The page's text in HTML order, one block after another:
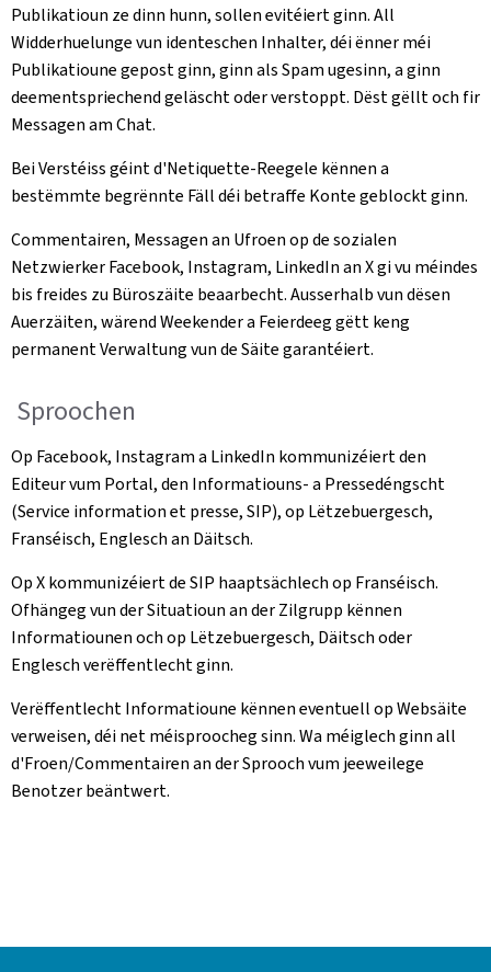
Publikatioun ze dinn hunn, sollen evitéiert ginn. All
Widderhuelunge vun identeschen Inhalter, déi ënner méi
Publikatioune gepost ginn, ginn als Spam ugesinn, a ginn
deementspriechend geläscht oder verstoppt. Dëst gëllt och fir
Messagen am Chat.
Bei Verstéiss géint d'Netiquette-Reegele kënnen a
bestëmmte begrënnte Fäll déi betraffe Konte geblockt ginn.
Commentairen, Messagen an Ufroen op de sozialen
Netzwierker Facebook, Instagram, LinkedIn an X gi vu méindes
bis freides zu Büroszäite beaarbecht. Ausserhalb vun dësen
Auerzäiten, wärend Weekender a Feierdeeg gëtt keng
permanent Verwaltung vun de Säite garantéiert.
Sproochen
Op Facebook, Instagram a LinkedIn kommunizéiert den
Editeur vum Portal, den Informatiouns- a Pressedéngscht
(Service information et presse, SIP), op Lëtzebuergesch,
Franséisch, Englesch an Däitsch.
Op X kommunizéiert de SIP haaptsächlech op Franséisch.
Ofhängeg vun der Situatioun an der Zilgrupp kënnen
Informatiounen och op Lëtzebuergesch, Däitsch oder
Englesch verëffentlecht ginn.
Verëffentlecht Informatioune kënnen eventuell op Websäite
verweisen, déi net méisproocheg sinn. Wa méiglech ginn all
d'Froen/Commentairen an der Sprooch vum jeeweilege
Benotzer beäntwert.